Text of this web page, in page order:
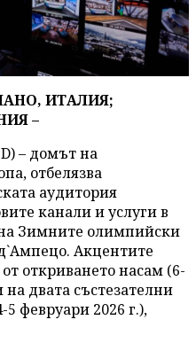
ИТАЛИЯ;
–
– домът на
отбелязва
аудитория
канали и услуги в
Зимните олимпийски
Акцентите
откриването насам (6-
на двата състезателни
февруари 2026 г.),